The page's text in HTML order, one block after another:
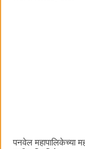
पनवेल महापालिकेच्या